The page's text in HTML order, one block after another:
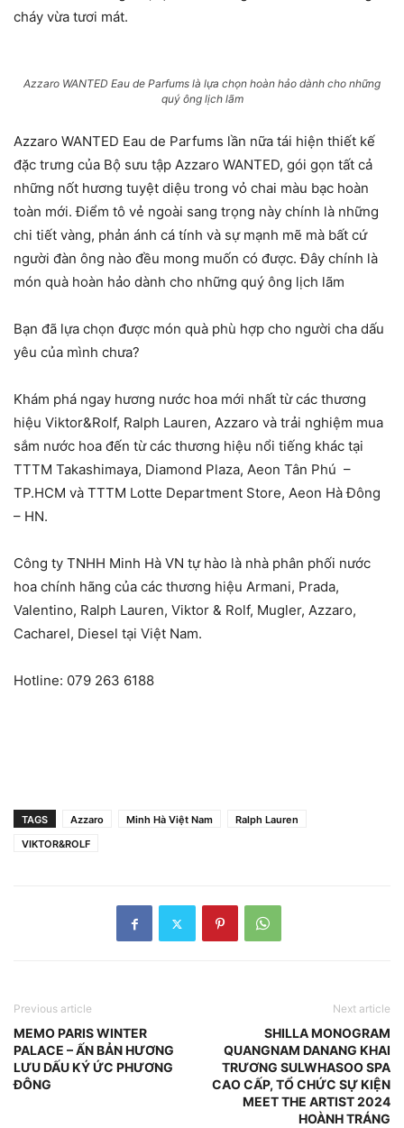
cháy vừa tươi mát.
Azzaro WANTED Eau de Parfums là lựa chọn hoàn hảo dành cho những
quý ông lịch lãm
Azzaro WANTED Eau de Parfums lần nữa tái hiện thiết kế
đặc trưng của Bộ sưu tập Azzaro WANTED, gói gọn tất cả
những nốt hương tuyệt diệu trong vỏ chai màu bạc hoàn
toàn mới. Điểm tô vẻ ngoài sang trọng này chính là những
chi tiết vàng, phản ánh cá tính và sự mạnh mẽ mà bất cứ
người đàn ông nào đều mong muốn có được. Đây chính là
món quà hoàn hảo dành cho những quý ông lịch lãm
Bạn đã lựa chọn được món quà phù hợp cho người cha dấu
yêu của mình chưa?
Khám phá ngay hương nước hoa mới nhất từ các thương
hiệu Viktor&Rolf, Ralph Lauren, Azzaro và trải nghiệm mua
sắm nước hoa đến từ các thương hiệu nổi tiếng khác tại
TTTM Takashimaya, Diamond Plaza, Aeon Tân Phú –
TP.HCM và TTTM Lotte Department Store, Aeon Hà Đông
– HN.
Công ty TNHH Minh Hà VN tự hào là nhà phân phối nước
hoa chính hãng của các thương hiệu Armani, Prada,
Valentino, Ralph Lauren, Viktor & Rolf, Mugler, Azzaro,
Cacharel, Diesel tại Việt Nam.
Hotline: 079 263 6188
TAGS Azzaro Minh Hà Việt Nam
Ralph Lauren
VIKTOR&ROLF
Previous article
MEMO PARIS WINTER
PALACE – ẤN BẢN HƯƠNG
LƯU DẤU KÝ ỨC PHƯƠNG
ĐÔNG
Next article
SHILLA MONOGRAM
QUANGNAM DANANG KHAI
TRƯƠNG SULWHASOO SPA
CAO CẤP, TỔ CHỨC SỰ KIỆN
MEET THE ARTIST 2024
HOÀNH TRÁNG